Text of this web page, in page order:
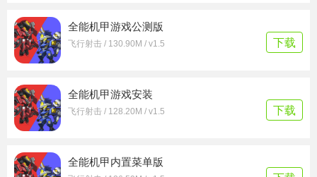
全能机甲游戏公测版
飞行射击 / 130.90M / v1.5 下载
全能机甲游戏安装
飞行射击 / 128.20M / v1.5 下载
全能机甲内置菜单版